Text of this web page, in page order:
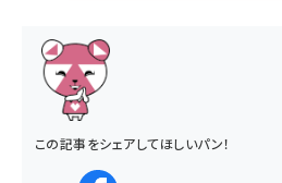
この記事をシェアしてほしいパン！